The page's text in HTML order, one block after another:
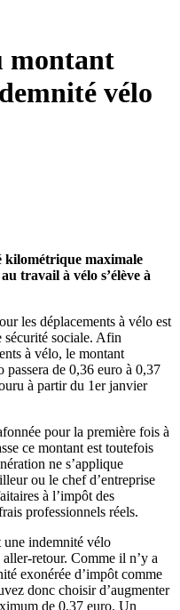
montant
vélo
maximale
travail à vélo s’élève à
les déplacements à vélo est
sécurité sociale. Afin
à vélo, le montant
de 0,36 euro à 0,37
à partir du 1er janvier
pour la première fois à
ce montant est toutefois
ne s’applique
ou le chef d’entreprise
à l’impôt des
professionnels réels.
une indemnité vélo
retour. Comme il n’y a
exonérée d’impôt comme
donc choisir d’augmenter
de 0,37 euro. Un